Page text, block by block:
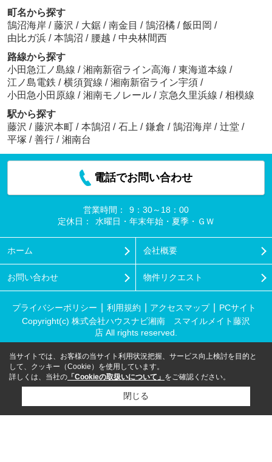
町名から探す
鵠沼海岸 / 藤沢 / 大鋸 / 南金目 / 鵠沼橘 / 飯田岡 /
由比ガ浜 / 本鵠沼 / 腰越 / 中央林間西
路線から探す
小田急江ノ島線 / 湘南新宿ライン高海 / 東海道本線 /
江ノ島電鉄 / 横須賀線 / 湘南新宿ライン宇須 /
小田急小田原線 / 湘南モノレール / 京急久里浜線 / 相模線
駅から探す
藤沢 / 藤沢本町 / 本鵠沼 / 石上 / 鎌倉 / 鵠沼海岸 / 辻堂 /
平塚 / 善行 / 湘南台
電話でお問い合わせ
営業時間：
9：30～18：00
定休日：
水曜日・年末年始・夏季・ＧＷ
ホーム 会社概要
お問い合わせ 物件リクエスト
プライバシーポリシー 利用規約 アクセスマップ
PCサイト
Copyright(c) 株式会社ハウスナビ湘南 スマイルメイト藤沢
店 All rights reserved.
当サイトでは、お客様の当サイト利用状況把握、サービス向上検討を目的と
して、クッキー（Cookie）を使用しています。
詳しくは、当社の 「Cookieの取扱いについて」 をご確認ください。
閉じる